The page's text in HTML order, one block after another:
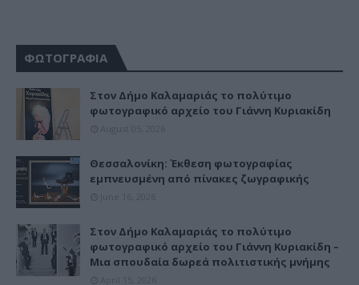
ΦΩΤΟΓΡΑΦΙΑ
Στον Δήμο Καλαμαριάς το πολύτιμο
φωτογραφικό αρχείο του Γιάννη Κυριακίδη
Θεσσαλονίκη: Έκθεση φωτογραφίας
εμπνευσμένη από πίνακες ζωγραφικής
Στον Δήμο Καλαμαριάς το πολύτιμο
φωτογραφικό αρχείο του Γιάννη Κυριακίδη –
Μια σπουδαία δωρεά πολιτιστικής μνήμης